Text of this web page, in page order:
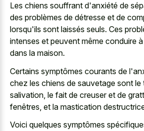
Les chiens souffrant d'anxiété de
des problèmes de détresse et de
lorsqu'ils sont laissés seuls. Ces
intenses et peuvent même conduire
dans la maison.
Certains symptômes courants de
chez les chiens de sauvetage sont le
salivation, le fait de creuser et de
fenêtres, et la mastication
Voici quelques symptômes